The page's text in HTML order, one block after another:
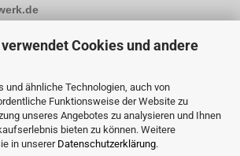
Cookies und andere
und ähnliche Technologien, auch von
Funktionsweise der Website zu
unseres Angebotes zu analysieren und Ihnen
bieten zu können. Weitere
in unserer Datenschutzerklärung.
/ Lichteneiche